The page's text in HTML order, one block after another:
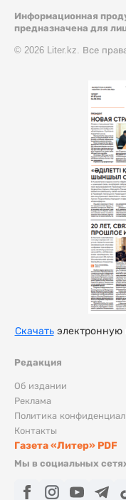
Информационная
предназначена для
© 2026 Liter.kz. Все
Редакция
Об издании
Реклама
Политика
Контакты
Газета «Литер» PDF
Мы в социальных
Скачатьэлектронную